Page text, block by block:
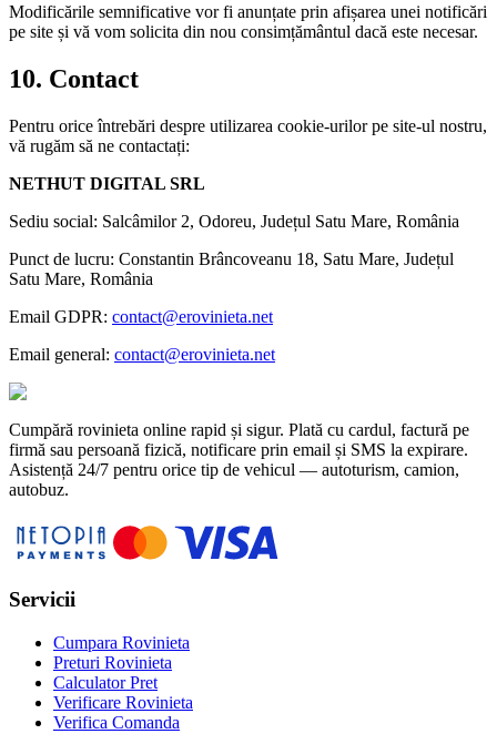
Modificările semnificative vor fi anunțate prin afișarea unei notificări
pe site și vă vom solicita din nou consimțământul dacă este necesar.
10. Contact
Pentru orice întrebări despre utilizarea cookie-urilor pe site-ul nostru,
vă rugăm să ne contactați:
NETHUT DIGITAL SRL
Sediu social: Salcâmilor 2, Odoreu, Județul Satu Mare, România
Punct de lucru: Constantin Brâncoveanu 18, Satu Mare, Județul
Satu Mare, România
Email GDPR: contact@erovinieta.net
Email general: contact@erovinieta.net
Cumpără rovinieta online rapid și sigur. Plată cu cardul, factură pe
firmă sau persoană fizică, notificare prin email și SMS la expirare.
Asistență 24/7 pentru orice tip de vehicul — autoturism, camion,
autobuz.
Servicii
Cumpara Rovinieta
Preturi Rovinieta
Calculator Pret
Verificare Rovinieta
Verifica Comanda